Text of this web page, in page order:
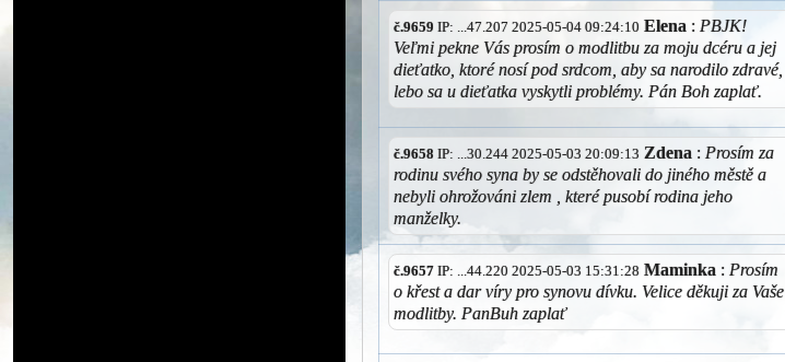
č.9659 IP: ...47.207 2025-05-04 09:24:10 Elena : PBJK!
Veľmi pekne Vás prosím o modlitbu za moju dcéru a jej
dieťatko, ktoré nosí pod srdcom, aby sa narodilo zdravé,
lebo sa u dieťatka vyskytli problémy. Pán Boh zaplať.
č.9658 IP: ...30.244 2025-05-03 20:09:13 Zdena : Prosím za
rodinu svého syna by se odstěhovali do jiného městě a
nebyli ohrožováni zlem , které pusobí rodina jeho
manželky.
č.9657 IP: ...44.220 2025-05-03 15:31:28 Maminka : Prosím
o křest a dar víry pro synovu dívku. Velice děkuji za Vaše
modlitby. PanBuh zaplať